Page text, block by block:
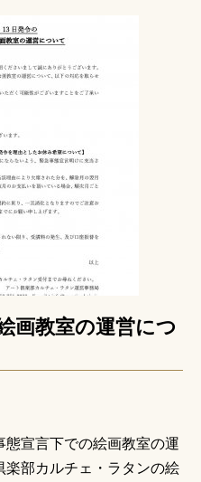
画教室の運営につ
宣言下での絵画教室の運
楽部カルチェ・ラタンの絵